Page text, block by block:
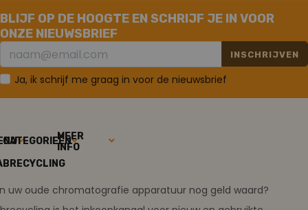
BLIJF OP DE HOOGTE EN SCHRIJF JE IN VOOR
ONZE NIEUWSBRIEF
INSCHRIJVEN
Ja, ik schrijf me graag in voor de nieuwsbrief
CATEGORIEËNMEER
INFO
uw oude chromatografie apparatuur nog geld waard?